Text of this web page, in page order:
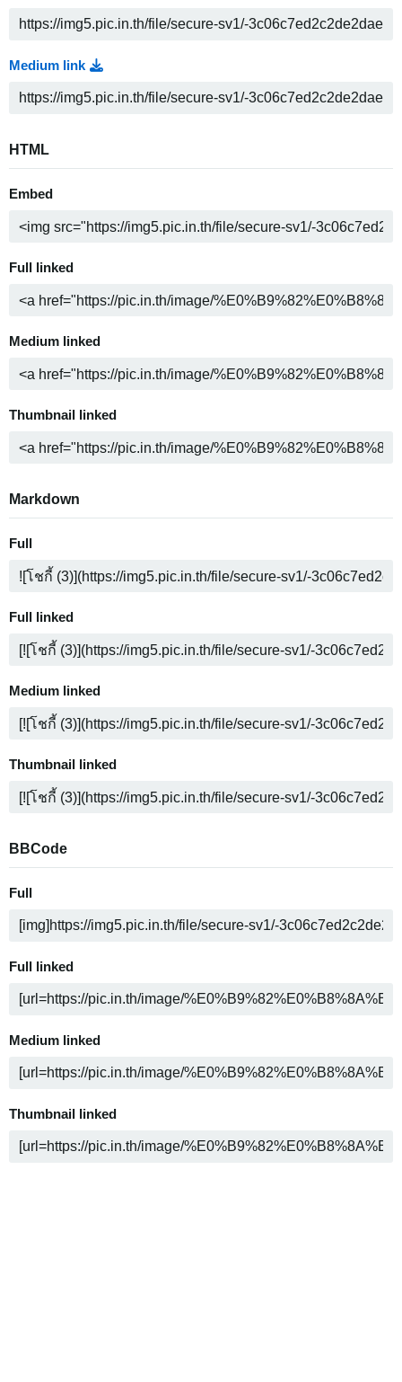
Medium link
HTML
Embed
Full linked
Medium linked
Thumbnail linked
Markdown
Full
Full linked
Medium linked
Thumbnail linked
BBCode
Full
Full linked
Medium linked
Thumbnail linked